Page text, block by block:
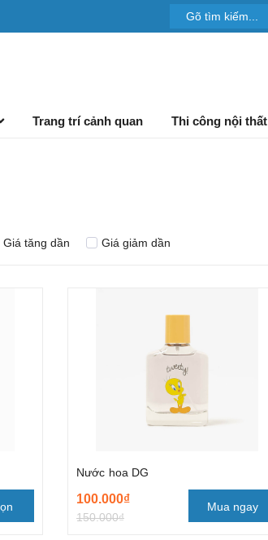
Trang trí cảnh quan Thi công nội thất
Giá tăng dần Giá giảm dần
Nước hoa DG
100.000₫
150.000₫
Mua ngay